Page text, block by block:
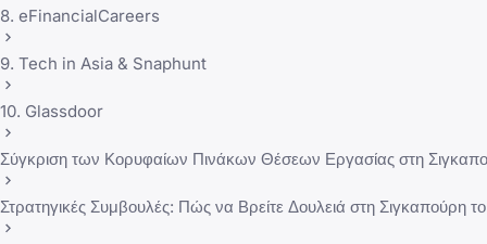
8. eFinancialCareers
9. Tech in Asia & Snaphunt
10. Glassdoor
Σύγκριση των Κορυφαίων Πινάκων Θέσεων Εργασίας στη
Στρατηγικές Συμβουλές: Πώς να Βρείτε Δουλειά στη Σιγκαπούρη